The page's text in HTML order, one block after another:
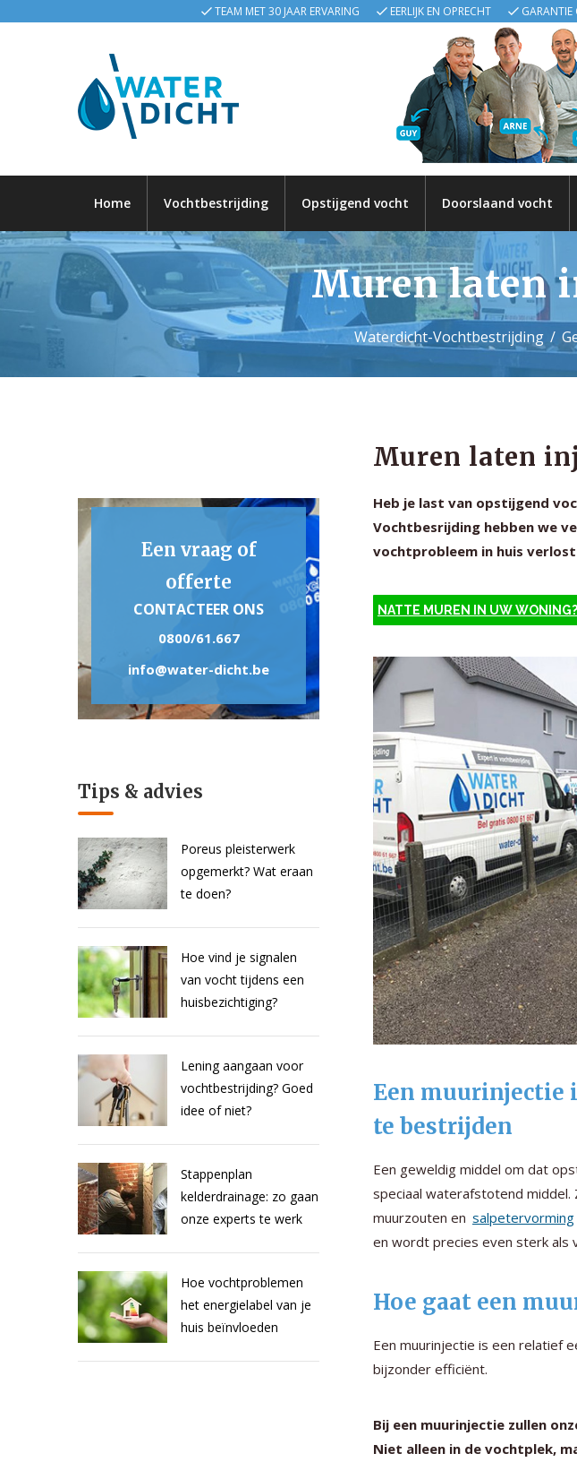
TEAM MET 30 JAAR ERVARING EERLIJK EN OPRECHT GARANTIE
Home Vochtbestrijding Opstijgend vocht Doorslaand vocht
Muren laten
Waterdicht-Vochtbestrijding
Een vraag of
offerte
CONTACTEER ONS
0800/61.667
info@water-dicht.be
Tips & advies
Poreus pleisterwerk
opgemerkt? Wat eraan
te doen?
Hoe vind je signalen
van vocht tijdens een
huisbezichtiging?
Lening aangaan voor
vochtbestrijding? Goed
idee of niet?
Stappenplan
kelderdrainage: zo gaan
onze experts te werk
Hoe vochtproblemen
het energielabel van je
huis beïnvloeden
Muren laten
Heb je last van opstijgend
Vochtbesrijding hebben we
vochtprobleem in huis
NATTE MUREN IN UW
Een muurinjectie
te bestrijden
Een geweldig middel om dat
speciaal waterafstotend
muurzouten en salpetervorming
en wordt precies even sterk als
Hoe gaat een
Een muurinjectie is een relatief
bijzonder efficiënt.
Bij een muurinjectie zullen
Niet alleen in de vochtplek,